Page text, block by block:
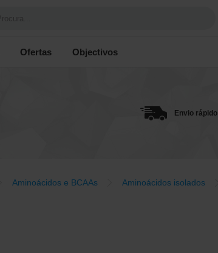
Ofertas Objectivos
Envio rápido
Aminoácidos e BCAAs Aminoácidos isolados